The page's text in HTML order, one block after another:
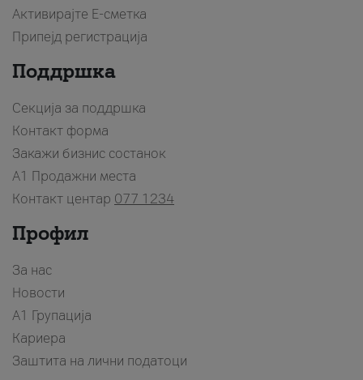
Активирајте Е-сметка
Припејд регистрација
Поддршка
Секција за поддршка
Контакт форма
Закажи бизнис состанок
A1 Продажни места
Контакт центар 077 1234
Профил
За нас
Новости
А1 Групација
Кариера
Заштита на лични податоци